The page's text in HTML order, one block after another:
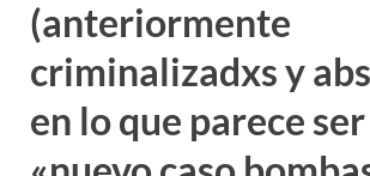
(anteriormente
criminalizadxs y
en lo que parece